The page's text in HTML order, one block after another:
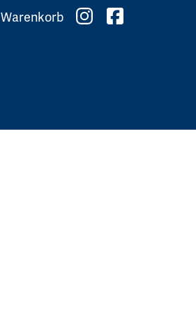
Warenkorb